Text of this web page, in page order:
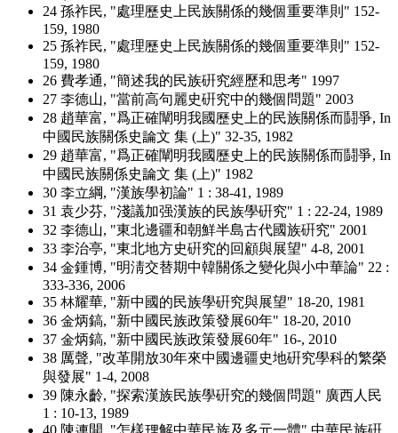
24 孫祚民, "處理歷史上民族關係的幾個重要準則" 152-
159, 1980
25 孫祚民, "處理歷史上民族關係的幾個重要準則" 152-
159, 1980
26 費孝通, "簡述我的民族硏究經歷和思考" 1997
27 李德山, "當前高句麗史硏究中的幾個問題" 2003
28 趙華富, "爲正確闡明我國歷史上的民族關係而鬪爭, In
中國民族關係史論文 集 (上)" 32-35, 1982
29 趙華富, "爲正確闡明我國歷史上的民族關係而鬪爭, In
中國民族關係史論文 集 (上)" 1982
30 李立綱, "漢族學初論" 1 : 38-41, 1989
31 袁少芬, "淺議加强漢族的民族學硏究" 1 : 22-24, 1989
32 李德山, "東北邊疆和朝鮮半島古代國族硏究" 2001
33 李治亭, "東北地方史硏究的回顧與展望" 4-8, 2001
34 金鍾博, "明淸交替期中韓關係之變化與小中華論" 22 :
333-336, 2006
35 林耀華, "新中國的民族學硏究與展望" 18-20, 1981
36 金炳鎬, "新中國民族政策發展60年" 18-20, 2010
37 金炳鎬, "新中國民族政策發展60年" 16-, 2010
38 厲聲, "改革開放30年來中國邊疆史地硏究學科的繁榮
與發展" 1-4, 2008
39 陳永齡, "探索漢族民族學硏究的幾個問題" 廣西人民
1 : 10-13, 1989
40 陳連開, "怎樣理解中華民族及多元一體" 中華民族硏